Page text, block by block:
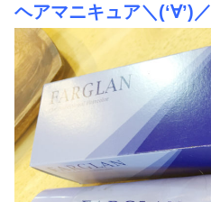
ヘアマニキュア＼(‘∀’)／